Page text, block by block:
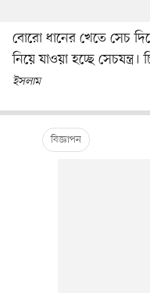
বোরো ধানের খেতে সেচ
নিয়ে যাওয়া হচ্ছে
ইসলাম